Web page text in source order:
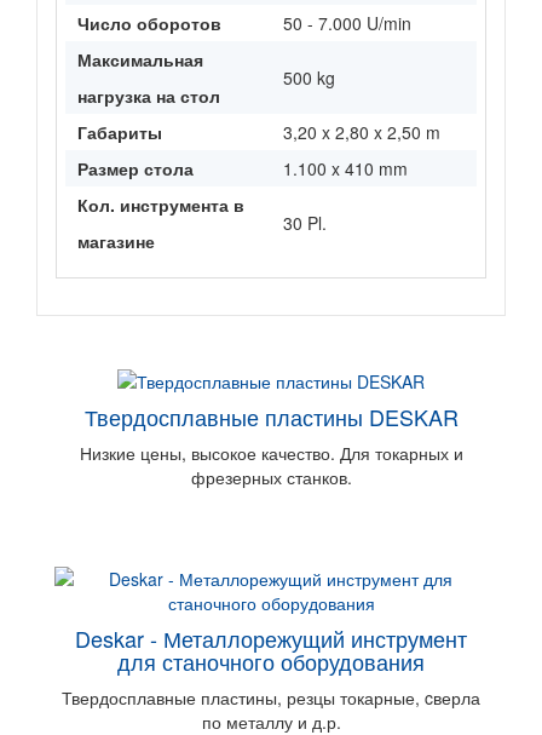
Число оборотов
50 - 7.000 U/min
Максимальная
нагрузка на стол
500 kg
Габариты
3,20 x 2,80 x 2,50 m
Размер стола
1.100 x 410 mm
Кол. инструмента в
магазине
30 Pl.
Твердосплавные пластины DESKAR
Низкие цены, высокое качество. Для токарных и
фрезерных станков.
Deskar - Металлорежущий инструмент
для станочного оборудования
Твердосплавные пластины, резцы токарные, cверла
по металлу и д.р.